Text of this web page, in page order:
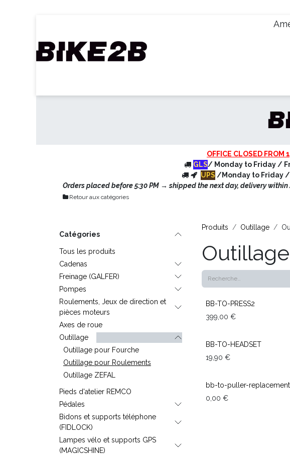
OFFICE CLOSED
GLS/ Monday to Friday /
UPS /Monday to Friday /
Orders placed before 5:30 PM → shipped the next day, delivery within
Retour aux catégories
Catégories
Tous les produits
Cadenas
Freinage (GALFER)
Pompes
Roulements, Jeux de direction et
pièces moteurs
Axes de roue
Outillage
Outillage pour Fourche
Outillage pour Roulements
Outillage ZEFAL
Pieds d'atelier REMCO
Pédales
Bidons et supports téléphone
(FIDLOCK)
Lampes vélo et supports GPS
(MAGICSHINE)
Produits Outillage
BB-TO-PRESS2
399,00 €
BB-TO-HEADSET
19,90 €
bb-to-puller-replacement
0,00 €